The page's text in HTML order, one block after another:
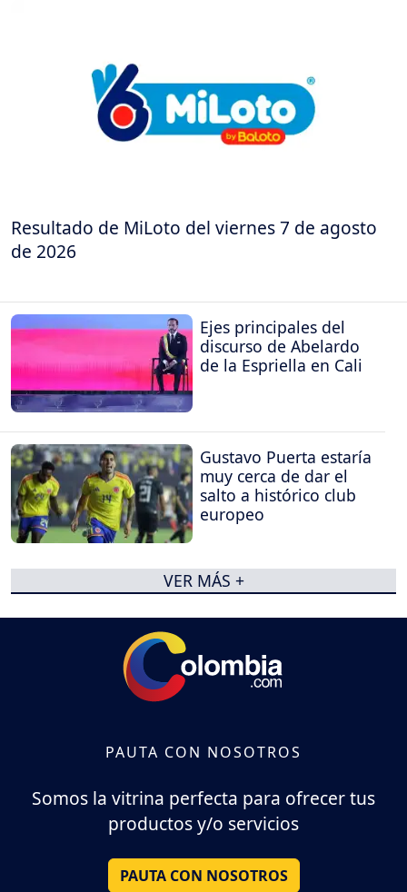
Resultado de MiLoto del viernes 7 de agosto
de 2026
Ejes principales del
discurso de Abelardo
de la Espriella en Cali
Gustavo Puerta estaría
muy cerca de dar el
salto a histórico club
europeo
VER MÁS +
PAUTA CON NOSOTROS
Somos la vitrina perfecta para ofrecer tus
productos y/o servicios
PAUTA CON NOSOTROS